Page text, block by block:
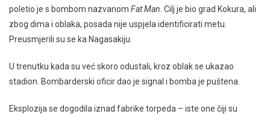
poletio je s bombom nazvanom Fat Man . Cilj je bio grad Kokura, ali
zbog dima i oblaka, posada nije uspjela identificirati metu.
Preusmjerili su se ka Nagasakiju.
U trenutku kada su već skoro odustali, kroz oblak se ukazao
stadion. Bombarderski oficir dao je signal i bomba je puštena.
Eksplozija se dogodila iznad fabrike torpeda – iste one čiji su